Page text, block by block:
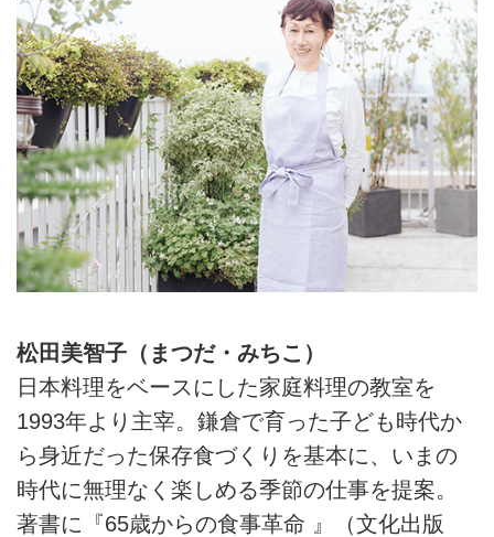
松田美智子（まつだ・みちこ）
日本料理をベースにした家庭料理の教室を
1993年より主宰。鎌倉で育った子ども時代か
ら身近だった保存食づくりを基本に、いまの
時代に無理なく楽しめる季節の仕事を提案。
著書に『65歳からの食事革命 』（文化出版